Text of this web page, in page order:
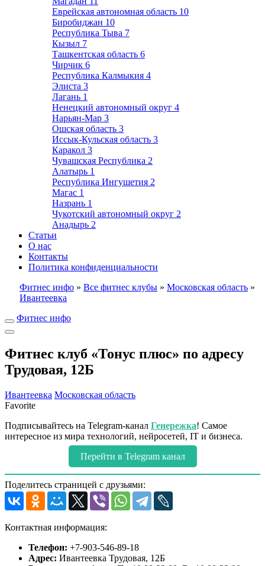
Еврейская автономная область 10
Биробиджан 10
Республика Тыва 7
Кызыл 7
Ташкентская область 6
Чирчик 6
Республика Калмыкия 4
Элиста 3
Лагань 1
Ненецкий автономный округ 4
Нарьян-Мар 3
Ошская область 3
Иссык-Кульская область 3
Каракол 3
Чувашская Республика 2
Алатырь 1
Республика Ингушетия 2
Магас 1
Назрань 1
Чукотский автономный округ 2
Анадырь 2
Статьи
О нас
Контакты
Политика конфиденциальности
Фитнес инфо » Все фитнес клубы » Московская область »
Ивантеевка
Фитнес инфо
Фитнес клуб «Тонус плюс» по адресу
Трудовая, 12Б
Ивантеевка Московская область
Favorite
Подписывайтесь на Telegram-канал Генережка! Самое
интересное из мира технологий, нейросетей, IT и бизнеса.
Перейти в Telegram канал
Поделитесь страницей с друзьями:
Контактная информация:
Телефон: +7-903-546-89-18
Адрес: Ивантеевка Трудовая, 12Б